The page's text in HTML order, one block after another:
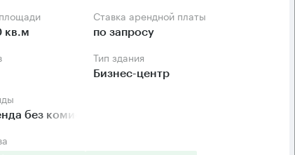
кв.м
Ставка арендной платы
по запросу
Тип здания
Бизнес-центр
без комиссии